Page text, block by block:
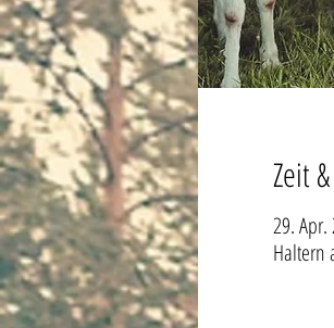
Zeit
29. Apr.
Haltern